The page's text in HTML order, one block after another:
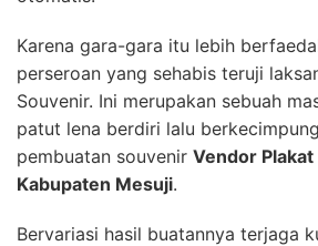
Karena gara-gara itu lebih
perseroan yang sehabis teruji
Souvenir. Ini merupakan sebuah
patut lena berdiri lalu
pembuatan souvenir Vendor
Kabupaten Mesuji.
Bervariasi hasil buatannya terjaga